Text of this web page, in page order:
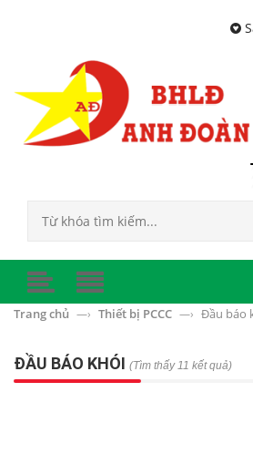
Trang chủ —› Thiết bị PCCC —› Đầu báo
ĐẦU BÁO KHÓI (Tìm thấy 11 kết quả)